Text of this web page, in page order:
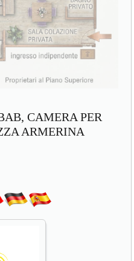
CAMERA PER
ARMERINA